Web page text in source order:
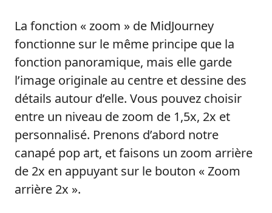
La fonction « zoom » de MidJourney
fonctionne sur le même principe que la
fonction panoramique, mais elle garde
l’image originale au centre et dessine des
détails autour d’elle. Vous pouvez choisir
entre un niveau de zoom de 1,5x, 2x et
personnalisé. Prenons d’abord notre
canapé pop art, et faisons un zoom arrière
de 2x en appuyant sur le bouton « Zoom
arrière 2x ».